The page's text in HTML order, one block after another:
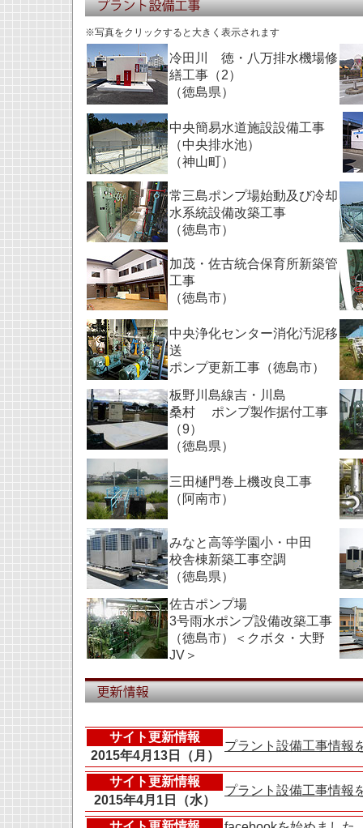
※写真をクリックすると大きく表示されます
冷田川 徳・八万排水機場修
繕工事（2）
（徳島県）
中央簡易水道施設設備工事
（中央排水池）
（神山町）
常三島ポンプ場始動及び冷却
水系統設備改築工事
（徳島市）
加茂・佐古統合保育所新築管
工事
（徳島市）
中央浄化センター消化汚泥移
送
ポンプ更新工事（徳島市）
板野川島線吉・川島
桑村 ポンプ製作据付工事
（9）
（徳島県）
三田樋門巻上機改良工事
（阿南市）
みなと高等学園小・中田
校舎棟新築工事空調
（徳島県）
佐古ポンプ場
3号雨水ポンプ設備改築工事
（徳島市）＜クボタ・大野
JV＞
サイト更新情報
プラント設備工事情報
2015年4月13日（月）
サイト更新情報
プラント設備工事情報
2015年4月1日（水）